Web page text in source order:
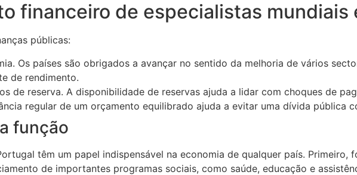
financeiro de especialistas mundiais
públicas:
Os países são obrigados a avançar no sentido da melhoria de vários
de rendimento.
de reserva. A disponibilidade de reservas ajuda a lidar com choques de
regular de um orçamento equilibrado ajuda a evitar uma dívida pública
função
têm um papel indispensável na economia de qualquer país.
de importantes programas sociais, como saúde, educação e